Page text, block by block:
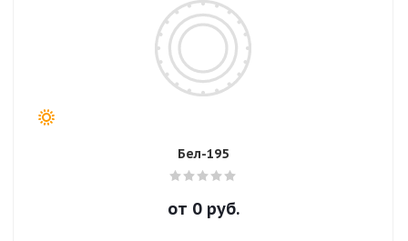
Бел-195
от 0руб.